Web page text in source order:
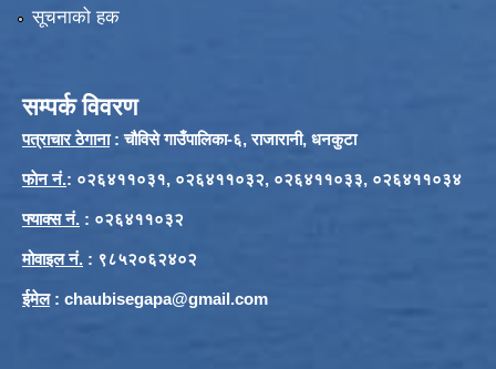
सूचनाको हक
सम्पर्क विवरण
पत्राचार ठेगाना: चौविसे गाउँपालिका-६, राजारानी, धनकुटा
फाेन नं.: ०२६४११०३१, ०२६४११०३२, ०२६४११०३३, ०२६४११०३४
फ्याक्स नं. : ०२६४११०३२
मोवाइल नं. : ९८५२०६२४०२
ईमेल: chaubisegapa@gmail.com